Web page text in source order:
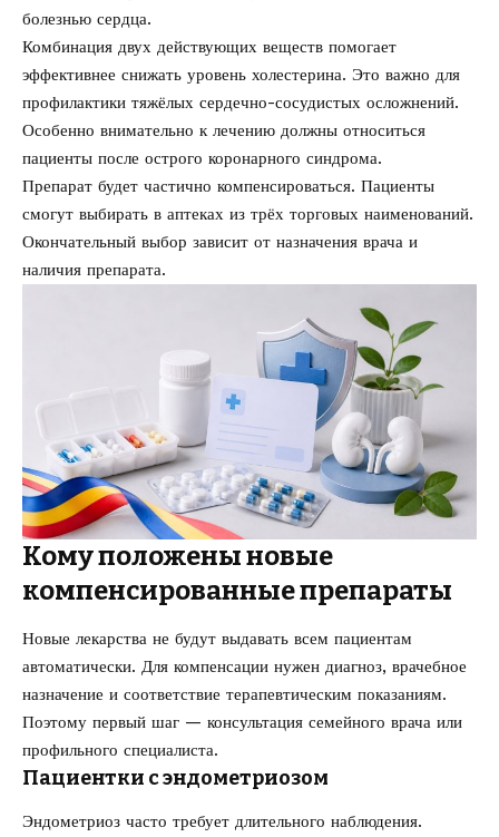
болезнью сердца.
Комбинация двух действующих веществ помогает
эффективнее снижать уровень холестерина. Это важно для
профилактики тяжёлых сердечно-сосудистых осложнений.
Особенно внимательно к лечению должны относиться
пациенты после острого коронарного синдрома.
Препарат будет частично компенсироваться. Пациенты
смогут выбирать в аптеках из трёх торговых наименований.
Окончательный выбор зависит от назначения врача и
наличия препарата.
Кому положены новые
компенсированные препараты
Новые лекарства не будут выдавать всем пациентам
автоматически. Для компенсации нужен диагноз, врачебное
назначение и соответствие терапевтическим показаниям.
Поэтому первый шаг — консультация семейного врача или
профильного специалиста.
Пациентки с эндометриозом
Эндометриоз часто требует длительного наблюдения.